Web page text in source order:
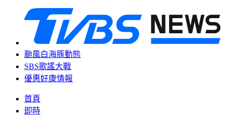
颱風白海豚動態
SBS歌謠大戰
優惠好康情報
首頁
即時